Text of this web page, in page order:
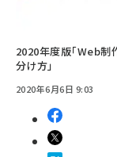
2020年度版「Web制
分け方」
2020年6月6日 9:03